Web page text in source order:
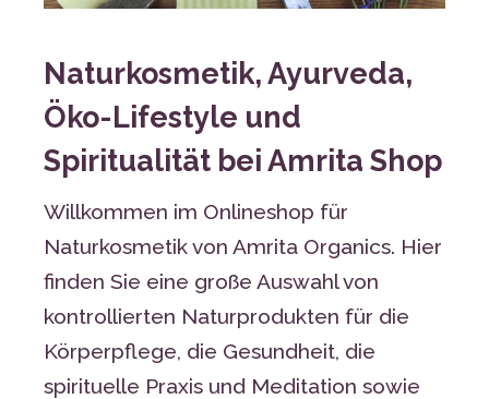
Naturkosmetik, Ayurveda,
Öko-Lifestyle und
Spiritualität bei Amrita Shop
Willkommen im Onlineshop für
Naturkosmetik von Amrita Organics. Hier
finden Sie eine große Auswahl von
kontrollierten Naturprodukten für die
Körperpflege, die Gesundheit, die
spirituelle Praxis und Meditation sowie